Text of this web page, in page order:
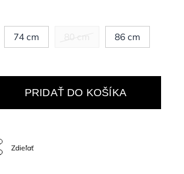
74 cm 86 cm
PRIDAŤ DO KOŠÍKA
Zdieľať